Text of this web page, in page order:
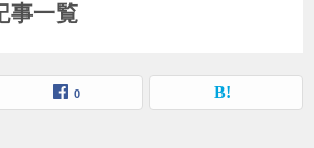
事一覧
0